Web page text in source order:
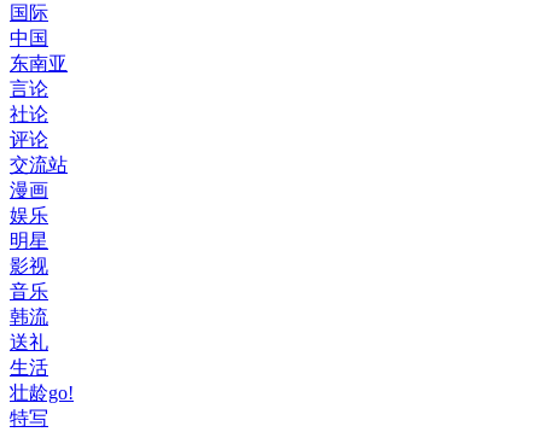
国际
中国
东南亚
言论
社论
评论
交流站
漫画
娱乐
明星
影视
音乐
韩流
送礼
生活
壮龄go!
特写